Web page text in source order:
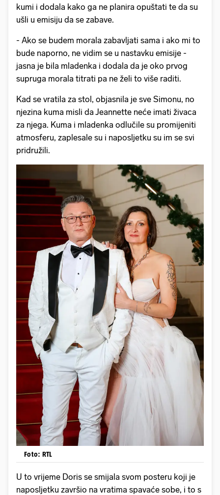
kumi i dodala kako ga ne planira opuštati te da su
ušli u emisiju da se zabave.
- Ako se budem morala zabavljati sama i ako mi to
bude naporno, ne vidim se u nastavku emisije -
jasna je bila mladenka i dodala da je oko prvog
supruga morala titrati pa ne želi to više raditi.
Kad se vratila za stol, objasnila je sve Simonu, no
njezina kuma misli da Jeannette neće imati živaca
za njega. Kuma i mladenka odlučile su promijeniti
atmosferu, zaplesale su i naposljetku su im se svi
pridružili.
Foto: RTL
U to vrijeme Doris se smijala svom posteru koji je
naposljetku završio na vratima spavaće sobe, i to s